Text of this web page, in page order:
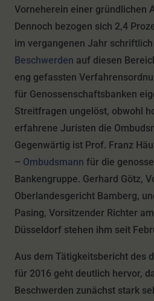
Vorneherein einer gründlichen
Dennoch bezogen sich 2,4
im vergangenen Jahr schriftlich
Beschwerden auf diesen
eng gefassten
für Genossenschaftsbanken
Streitfragen ungelöst, obwohl
erfahrene Juristen die
Gegenwärtig ist Prof. Franz
– Ombudsmann für die
Bankengruppe. Gerhard Götz,
Oberlandesgericht Bamberg,
Pasing, Vorsitzender Richter
Düsseldorf stehen ihm seit
Aus dem Tätigkeitsbericht des
für 2016 geht deutlich hervor,
Beschwerden zunächst stark